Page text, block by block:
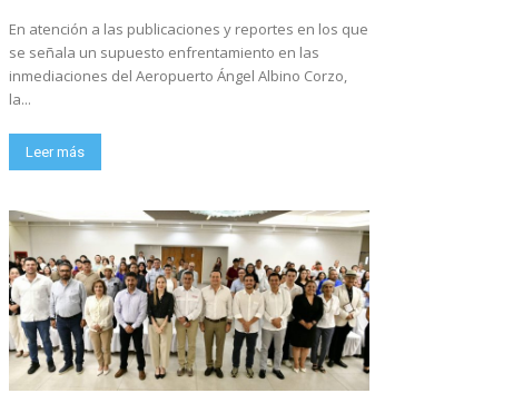
En atención a las publicaciones y reportes en los que
se señala un supuesto enfrentamiento en las
inmediaciones del Aeropuerto Ángel Albino Corzo,
la...
Leer más